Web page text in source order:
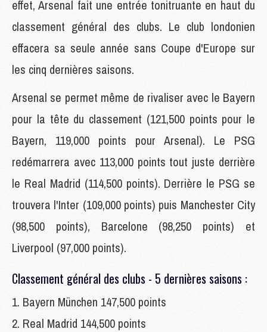
effet, Arsenal fait une entrée tonitruante en haut du
classement général des clubs. Le club londonien
effacera sa seule année sans Coupe d'Europe sur
les cinq dernières saisons.
Arsenal se permet même de rivaliser avec le Bayern
pour la tête du classement (121,500 points pour le
Bayern, 119,000 points pour Arsenal). Le PSG
redémarrera avec 113,000 points tout juste derrière
le Real Madrid (114,500 points). Derrière le PSG se
trouvera l'Inter (109,000 points) puis Manchester City
(98,500 points), Barcelone (98,250 points) et
Liverpool (97,000 points).
Classement général des clubs - 5 dernières saisons :
1. Bayern München 147,500 points
2. Real Madrid 144,500 points